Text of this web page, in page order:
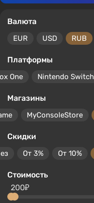
Валюта
EUR USD RUB
Платформы
One Nintendo Switch
Магазины
MyConsoleStore
Скидки
От 3% От 10%
Стоимость
200₽